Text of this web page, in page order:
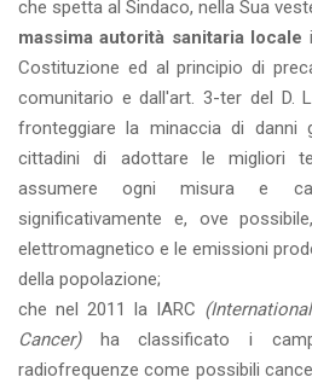
che spetta al Sindaco, nella Sua
massima autorità sanitaria locale
Costituzione ed al principio di
comunitario e dall'art. 3-ter del D.
fronteggiare la minaccia di danni
cittadini di adottare le migliori
assumere ogni misura e
significativamente e, ove
elettromagnetico e le emissioni
della popolazione;
che nel 2011 la IARC
Cancer)
ha classificato i
radiofrequenze come possibili